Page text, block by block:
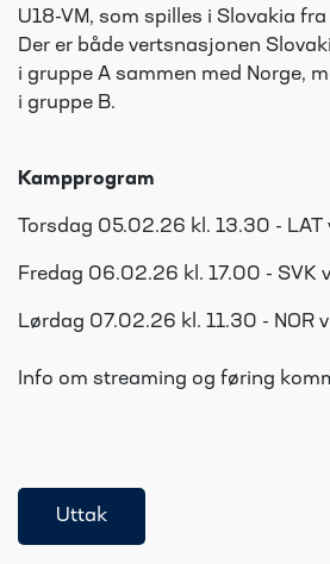
U18-VM, som spilles i Slovakia
Der er både vertsnasjonen
i gruppe A sammen med Norge,
i gruppe B.
Kampprogram
Torsdag 05.02.26 kl. 13.30 - LAT
Fredag 06.02.26 kl. 17.00 - SVK v
Lørdag 07.02.26 kl. 11.30 - NOR v
Info om streaming og føring
Uttak